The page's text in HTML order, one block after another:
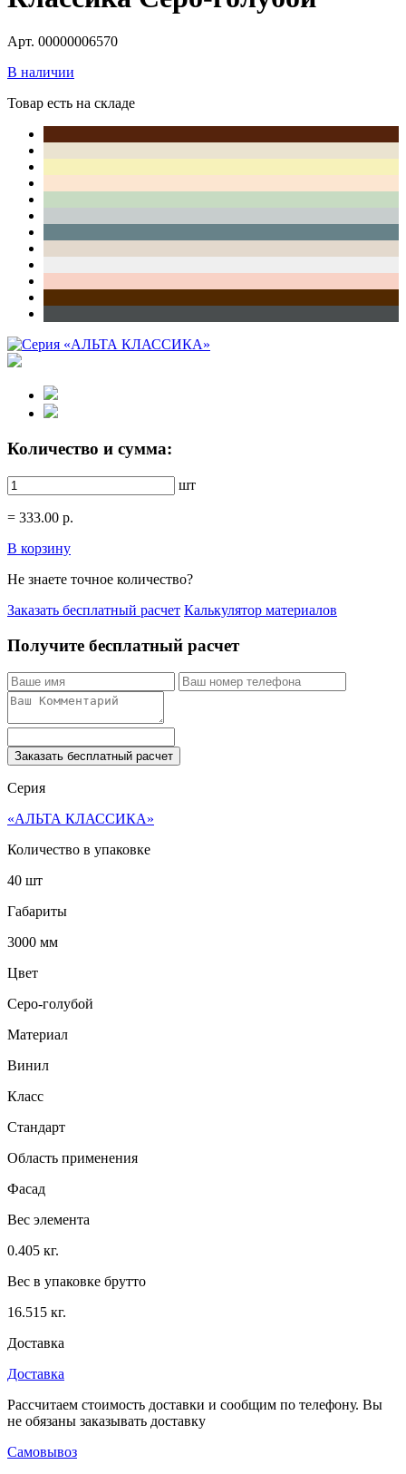
Арт. 00000006570
В наличии
Товар есть на складе
Количество и сумма:
шт
= 333.00 р.
В корзину
Не знаете точное количество?
Заказать бесплатный расчет Калькулятор материалов
Получите бесплатный расчет
Заказать бесплатный расчет
Серия
«АЛЬТА КЛАССИКА»
Количество в упаковке
40 шт
Габариты
3000 мм
Цвет
Серо-голубой
Материал
Винил
Класс
Стандарт
Область применения
Фасад
Вес элемента
0.405 кг.
Вес в упаковке брутто
16.515 кг.
Доставка
Доставка
Рассчитаем стоимость доставки и сообщим по телефону. Вы
не обязаны заказывать доставку
Самовывоз